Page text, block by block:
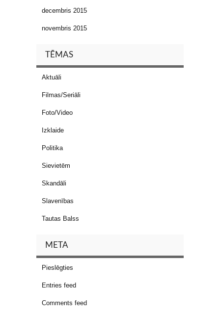
decembris 2015
novembris 2015
TĒMAS
Aktuāli
Filmas/Seriāli
Foto/Video
Izklaide
Politika
Sievietēm
Skandāli
Slavenības
Tautas Balss
META
Pieslēgties
Entries feed
Comments feed